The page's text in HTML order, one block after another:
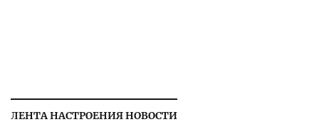
ЛЕНТА НАСТРОЕНИЯ НОВОСТИ